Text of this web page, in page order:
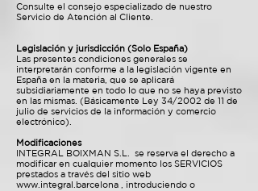
Consulte el consejo especializado de nuestro
Servicio de Atención al Cliente.
Legislación y jurisdicción (Solo España)
Las presentes condiciones generales se
interpretarán conforme a la legislación vigente en
España en la materia, que se aplicará
subsidiariamente en todo lo que no se haya previsto
en las mismas. (Básicamente Ley 34/2002 de 11 de
julio de servicios de la información y comercio
electrónico).
Modificaciones
INTEGRAL BOIXMAN S.L. se reserva el derecho a
modificar en cualquier momento los SERVICIOS
prestados a través del sitio web
www.integral.barcelona , introduciendo o